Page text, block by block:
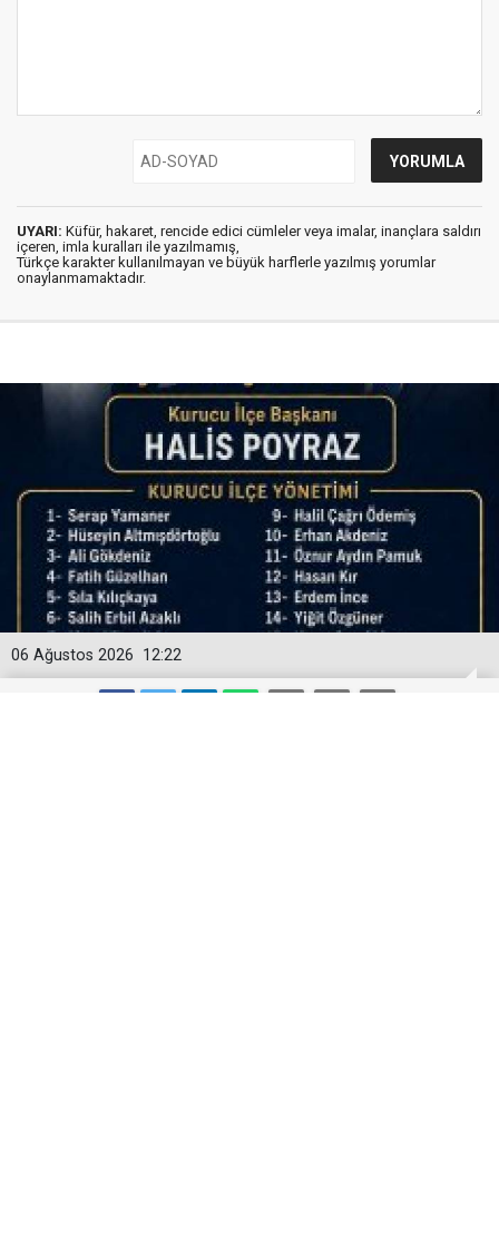
UYARI: Küfür, hakaret, rencide edici cümleler veya imalar, inançlara saldırı
içeren, imla kuralları ile yazılmamış,
Türkçe karakter kullanılmayan ve büyük harflerle yazılmış yorumlar
onaylanmamaktadır.
12:22
06 Ağustos 2026